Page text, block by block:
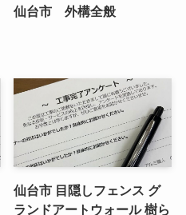
仙台市 外構全般
仙台市 目隠しフェンス グ
ランドアートウォール 樹ら